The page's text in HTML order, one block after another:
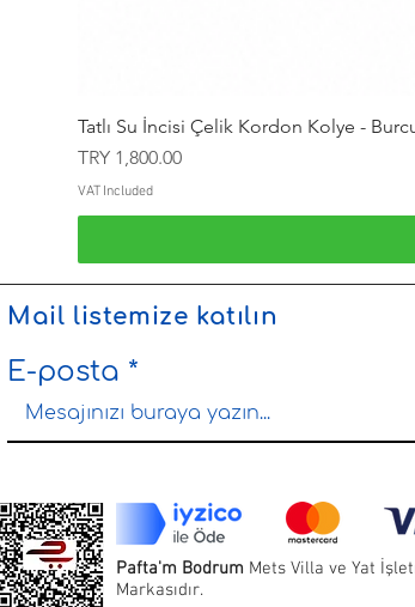
Tatlı Su İncisi Çelik Kordon Kolye -
Price
TRY 1,800.00
VAT Included
Mail listemize katılın
E-posta
Pafta'm Bodrum Mets Villa ve Yat
Markasıdır.